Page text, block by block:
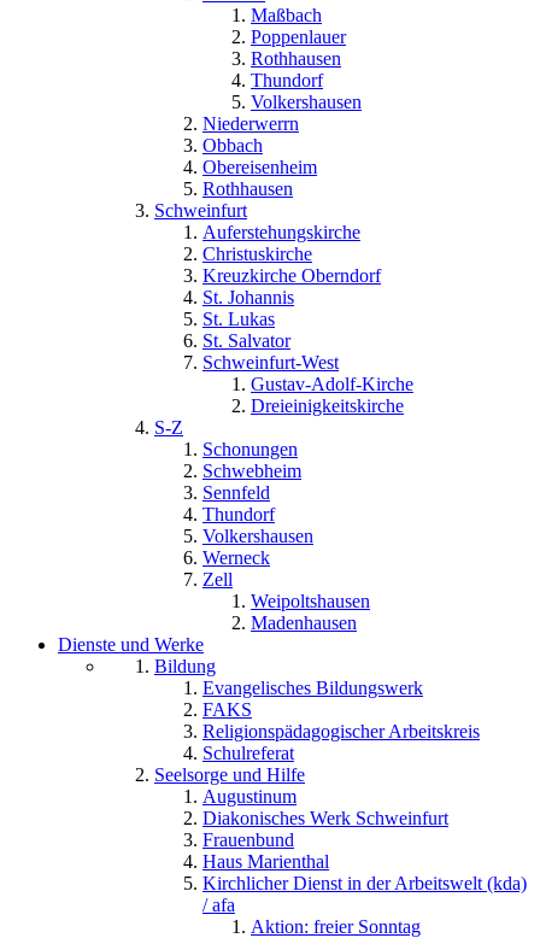
Maßbach
Poppenlauer
Rothhausen
Thundorf
Volkershausen
Niederwerrn
Obbach
Obereisenheim
Rothhausen
Schweinfurt
Auferstehungskirche
Christuskirche
Kreuzkirche Oberndorf
St. Johannis
St. Lukas
St. Salvator
Schweinfurt-West
Gustav-Adolf-Kirche
Dreieinigkeitskirche
S-Z
Schonungen
Schwebheim
Sennfeld
Thundorf
Volkershausen
Werneck
Zell
Weipoltshausen
Madenhausen
Dienste und Werke
Bildung
Evangelisches Bildungswerk
FAKS
Religionspädagogischer Arbeitskreis
Schulreferat
Seelsorge und Hilfe
Augustinum
Diakonisches Werk Schweinfurt
Frauenbund
Haus Marienthal
Kirchlicher Dienst in der Arbeitswelt (kda)
/ afa
Aktion: freier Sonntag